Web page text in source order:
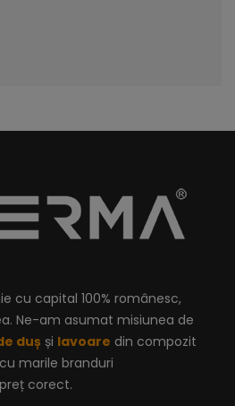
– Estetica și Funcționalitate
îmbină eleganța cu utilitatea.
produs.
cu capital 100% românesc,
Ne-am asumat misiunea de
duș și lavoare din compozit
marile branduri
corect.